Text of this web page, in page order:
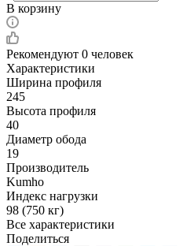
В корзину
Рекомендуют 0 человек
Характеристики
Ширина профиля
245
Высота профиля
40
Диаметр обода
19
Производитель
Kumho
Индекс нагрузки
98 (750 кг)
Все характеристики
Поделиться